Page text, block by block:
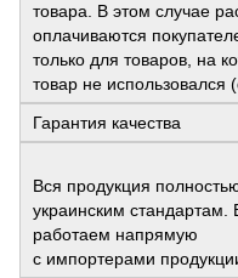
товара. В этом случае
оплачиваются
только для товаров, на
товар не использовался
Гарантия качества
Вся продукция
украинским
работаем напрямую
с импортерами